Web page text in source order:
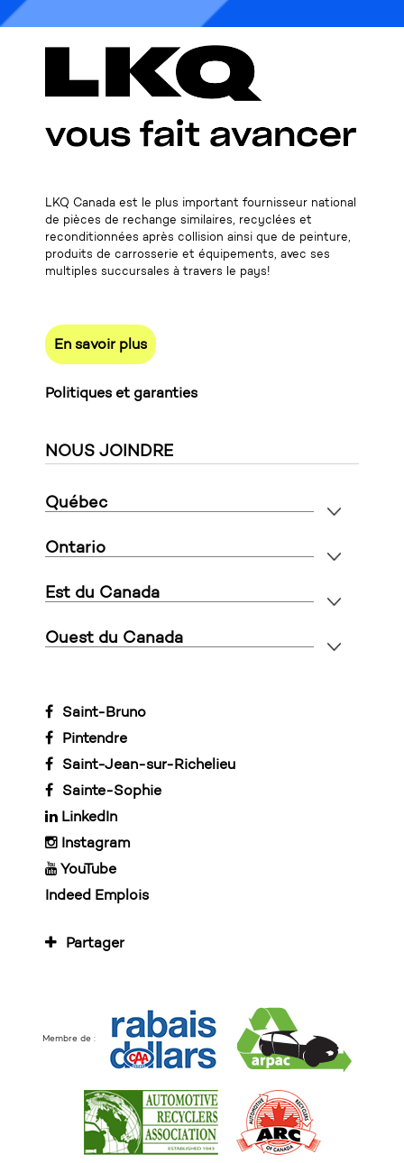
LKQ Canada est le plus important fournisseur national
de pièces de rechange similaires, recyclées et
reconditionnées après collision ainsi que de peinture,
produits de carrosserie et équipements, avec ses
multiples succursales à travers le pays!
En savoir plus
Politiques et garanties
NOUS JOINDRE
Québec
Ontario
Est du Canada
Ouest du Canada
Saint-Bruno
Pintendre
Saint-Jean-sur-Richelieu
Sainte-Sophie
LinkedIn
Instagram
YouTube
Indeed Emplois
Partager
Membre de :